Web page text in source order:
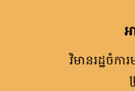
វិមានរដ្ឋចំកា